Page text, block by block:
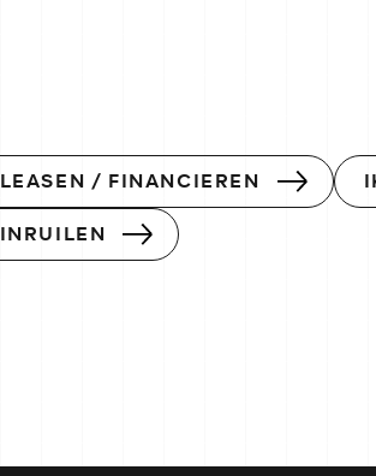
LEASEN / FINANCIEREN
INRUILEN